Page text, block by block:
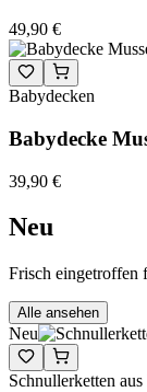
49,90 €
Babydecken
Babydecke
39,90 €
Neu
Frisch eingetroffen
Alle ansehen
Neu
Schnullerketten